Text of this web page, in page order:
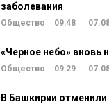
заболевания
Общество 09:48
«Черное небо» вновь
Общество 09:29
В Башкирии